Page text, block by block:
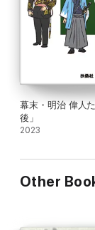
幕末・明治 偉人たちの「定年
後」
2023
Other